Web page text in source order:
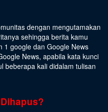
dengan mengutamakan
sehingga berita kamu
1 google dan Google News
News, apabila kata kunci
beberapa kali didalam tulisan